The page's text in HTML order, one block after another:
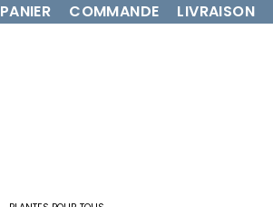
PANIER COMMANDE LIVRAISON